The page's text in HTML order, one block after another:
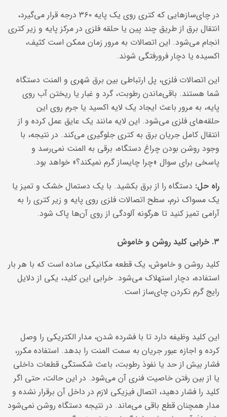
در چای‌سازهایی که کتری روی یک پایه ۳۶۰ درجه قرار می‌گیرد،
انتقال برق از طریق چند پین یا حلقه فلزی در مرکز پایه و زیر کتری
انجام می‌شود. این اتصالات به مرور زمان ممکن است کثیف،
اکسیده یا دچار فرورفتگی شوند.
این اتصالات فلزی، پل ارتباطی بین برق شهری و المنت دستگاه
شما هستند. باقی‌ماندن رطوبت، گرد و غبار یا ریختن آب روی
پایه، به مرور باعث ایجاد یک لایه اکسید یا جرم روی این
حلقه‌های فلزی می‌شود. این لایه مانند یک عایق عمل کرده و از
انتقال کامل جریان برق به کتری جلوگیری می‌کند. در نتیجه، با
وجود روشن بودن چراغ دستگاه، برقی به المنت نمی‌رسد و
پاسخی برای سوال «چرا چایساز گرم نمیکند؟» خواهد بود.
راه حل: دستگاه را از برق بکشید. با یک دستمال خشک و تمیز یا
یک مسواک نرم، سطح اتصالات فلزی روی پایه و زیر کتری را به
آرامی تمیز کنید تا هرگونه آلودگی از روی آن‌ها پاک شود.
۳. خرابی کلید روشن و خاموش
کلید روشن و خاموش، یک قطعه مکانیکی ساده است که با هر بار
استفاده، دچار استهلاک می‌شود. خرابی این کلید، یکی از دلایل
رایج گرم نکردن چای‌ساز است.
این کلید وظیفه دارد تا با فشرده شدن، مدار الکتریکی را وصل
کرده و اجازه عبور جریان به سمت المنت را بدهد. استفاده مکرر،
فشار بیش از حد یا نفوذ رطوبت، باعث شکستگی قطعات داخلی
یا از بین رفتن خاصیت فنری آن می‌شود. در این حالت، حتی اگر
کلید را فشار دهید، اتصال فیزیکی لازم در داخل آن برقرار نشده و
مدار همچنان قطع باقی می‌ماند. در نتیجه دستگاه روشن نمی‌شود